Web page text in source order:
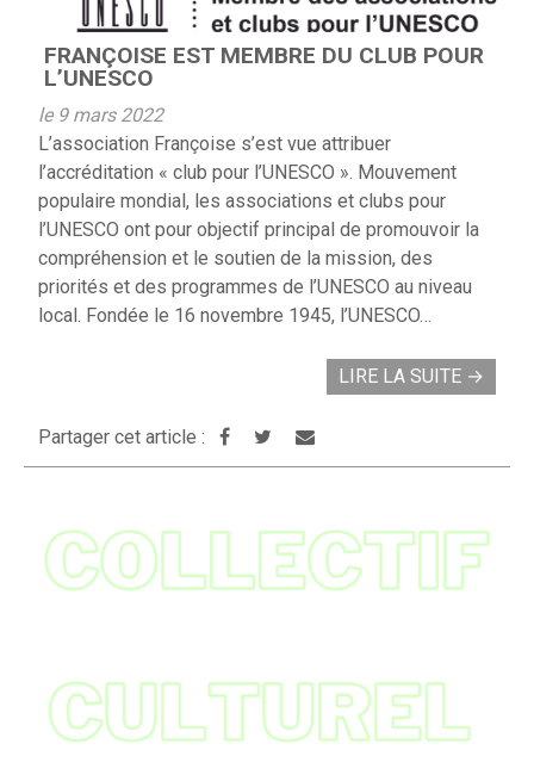
FRANÇOISE EST MEMBRE DU CLUB POUR
L’UNESCO
le 9 mars 2022
L’association Françoise s’est vue attribuer
l’accréditation « club pour l’UNESCO ». Mouvement
populaire mondial, les associations et clubs pour
l’UNESCO ont pour objectif principal de promouvoir la
compréhension et le soutien de la mission, des
priorités et des programmes de l’UNESCO au niveau
local. Fondée le 16 novembre 1945, l’UNESCO…
LIRE LA SUITE →
Partager cet article :